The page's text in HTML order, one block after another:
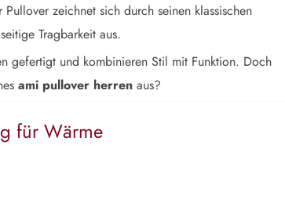
zeichnet sich durch seinen klassischen
Tragbarkeit aus.
gefertigt und kombinieren Stil mit Funktion. Doch
ami pullover herren aus?
für Wärme